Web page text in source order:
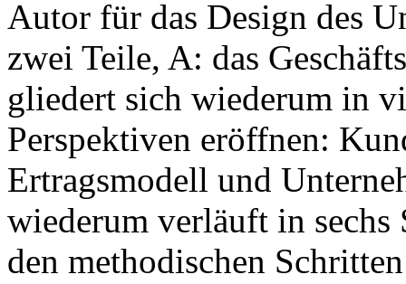
Autor für das Design des
zwei Teile, A: das
gliedert sich wiederum in
Perspektiven eröffnen:
Ertragsmodell und
wiederum verläuft in
den methodischen